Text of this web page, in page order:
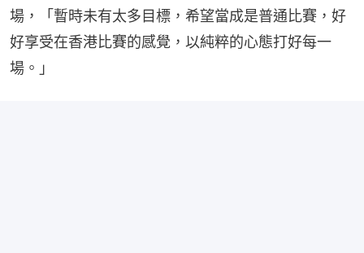
場，「暫時未有太多目標，希望當成是普通比賽，好
好享受在香港比賽的感覺，以純粹的心態打好每一
場。」